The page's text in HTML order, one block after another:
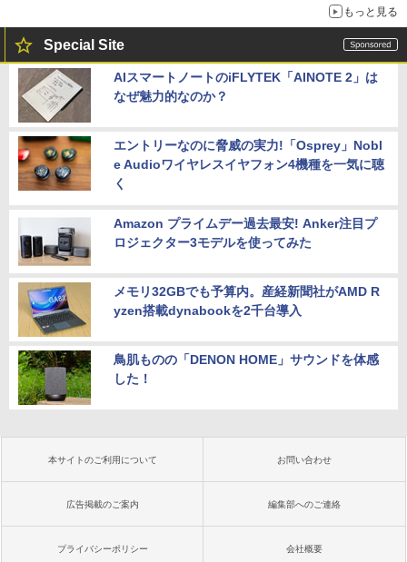
もっと見る
Special Site
AIスマートノートのiFLYTEK「AINOTE 2」は
なぜ魅力的なのか？
エントリーなのに脅威の実力!「Osprey」Nobl
e Audioワイヤレスイヤフォン4機種を一気に聴
く
Amazon プライムデー過去最安! Anker注目プ
ロジェクター3モデルを使ってみた
メモリ32GBでも予算内。産経新聞社がAMD R
yzen搭載dynabookを2千台導入
鳥肌ものの「DENON HOME」サウンドを体感
した！
本サイトのご利用について お問い合わせ
広告掲載のご案内 編集部へのご連絡
プライバシーポリシー 会社概要